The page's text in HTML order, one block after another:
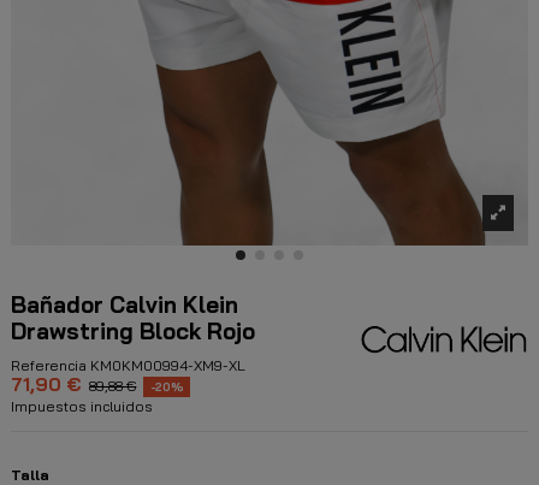
Bañador Calvin Klein
Drawstring Block Rojo
Referencia KM0KM00994-XM9-XL
71,90 € 89,88 € -20%
Impuestos incluidos
Talla